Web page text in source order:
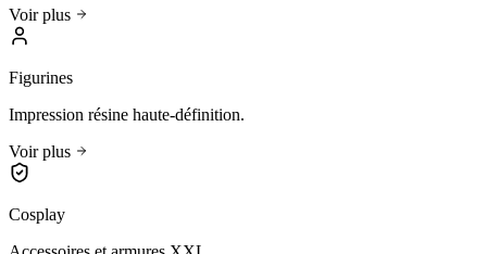
Voir plus
Figurines
Impression résine haute-définition.
Voir plus
Cosplay